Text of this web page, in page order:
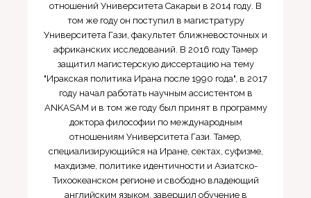
отношений Университета Сакарьи в 2014 году. В
том же году он поступил в магистратуру
Университета Гази, факультет ближневосточных и
африканских исследований. В 2016 году Тамер
защитил магистерскую диссертацию на тему
"Иракская политика Ирана после 1990 года", в 2017
году начал работать научным ассистентом в
ANKASAM и в том же году был принят в программу
доктора философии по международным
отношениям Университета Гази. Тамер,
специализирующийся на Иране, сектах, суфизме,
махдизме, политике идентичности и Азиатско-
Тихоокеанском регионе и свободно владеющий
английским языком, завершил обучение в